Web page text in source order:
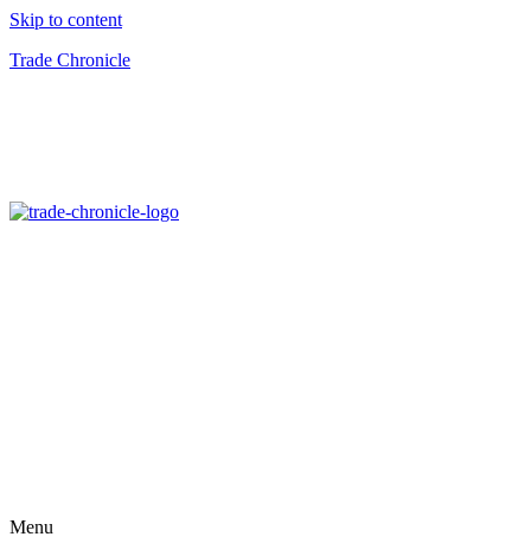
Skip to content
Trade Chronicle
Menu